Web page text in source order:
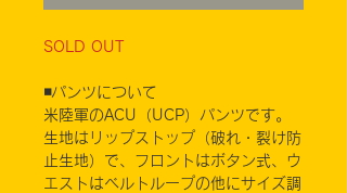
SOLD OUT
◾️パンツについて
米陸軍のACU（UCP）パンツです。
生地はリップストップ（破れ・裂け防
止生地）で、フロントはボタン式、ウ
エストはベルトループの他にサイズ調